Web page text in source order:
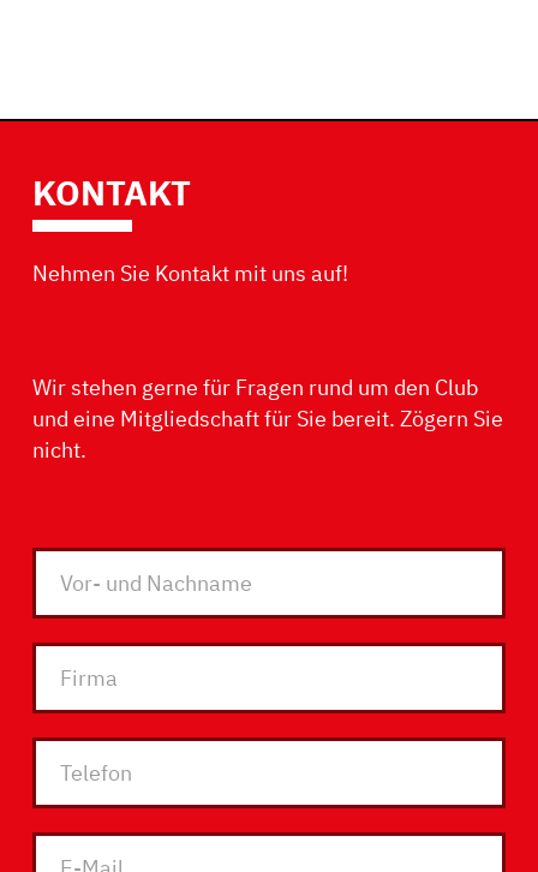
KONTAKT
Nehmen Sie Kontakt mit uns auf!
Wir stehen gerne für Fragen rund um den Club
und eine Mitgliedschaft für Sie bereit. Zögern Sie
nicht.